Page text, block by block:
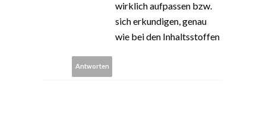
wirklich aufpassen bzw.
sich erkundigen, genau
wie bei den Inhaltsstoffen
Antworten